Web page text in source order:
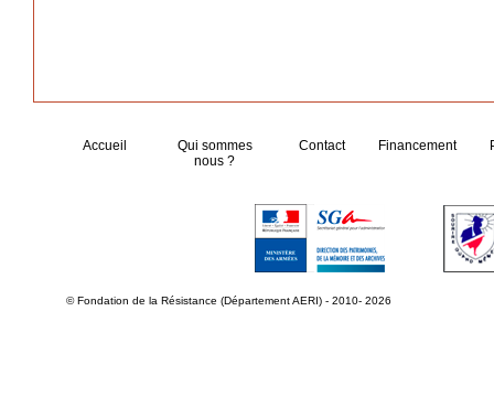
Accueil
Qui sommes
nous ?
Contact Financement
© Fondation de la Résistance (Département AERI) - 2010- 2026